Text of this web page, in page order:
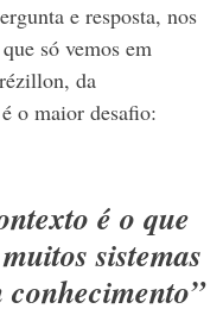
e resposta, nos
só vemos em
da
o maior desafio:
é o que
sistemas
conhecimento”